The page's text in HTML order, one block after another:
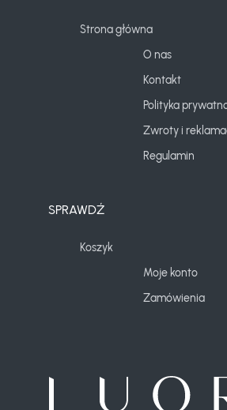
Strona główna
O nas
Kontakt
Polityka
Zwroty i
Regulamin
SPRAWDŹ
Koszyk
Moje konto
Zamówienia